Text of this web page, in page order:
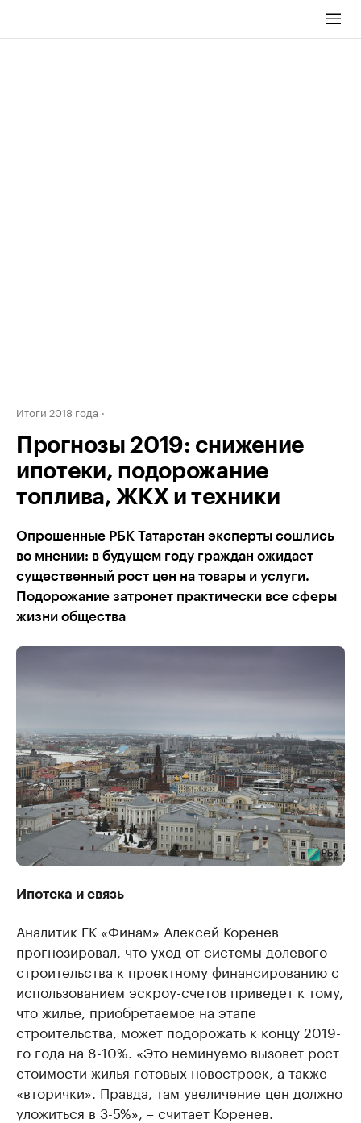
Итоги 2018 года
Прогнозы 2019: снижение
ипотеки, подорожание
топлива, ЖКХ и техники
Опрошенные РБК Татарстан эксперты сошлись
во мнении: в будущем году граждан ожидает
существенный рост цен на товары и услуги.
Подорожание затронет практически все сферы
жизни общества
Ипотека и связь
Аналитик ГК «Финам» Алексей Коренев
прогнозировал, что уход от системы долевого
строительства к проектному финансированию с
использованием эскроу-счетов приведет к тому,
что жилье, приобретаемое на этапе
строительства, может подорожать к концу 2019-
го года на 8-10%. «Это неминуемо вызовет рост
стоимости жилья готовых новостроек, а также
«вторички». Правда, там увеличение цен должно
уложиться в 3-5%», – считает Коренев.